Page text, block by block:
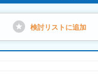
検討リストに追加